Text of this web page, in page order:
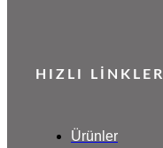
HIZLI LİNKLER
Ürünler